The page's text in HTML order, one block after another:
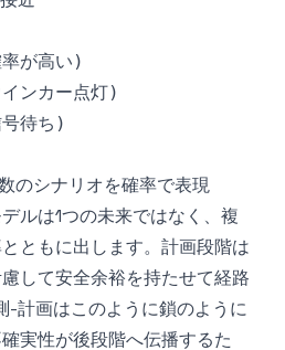
ルは1つの未来ではなく、複
ともに出します。計画段階は
して安全余裕を持たせて経路
-計画はこのように鎖のように
実性が後段階へ伝播するた